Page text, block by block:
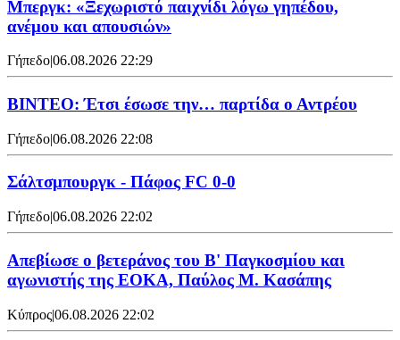
Μπεργκ: «Ξεχωριστό παιχνίδι λόγω γηπέδου,
ανέμου και απουσιών»
Γήπεδο|06.08.2026 22:29
ΒΙΝΤΕΟ: Έτσι έσωσε την… παρτίδα ο Αντρέου
Γήπεδο|06.08.2026 22:08
Σάλτσμπουργκ - Πάφος FC 0-0
Γήπεδο|06.08.2026 22:02
Απεβίωσε ο βετεράνος του Β' Παγκοσμίου και
αγωνιστής της ΕΟΚΑ, Παύλος Μ. Κασάπης
Κύπρος|06.08.2026 22:02